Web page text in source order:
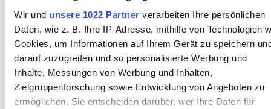
Wir und unsere 1022 Partner verarbeiten Ihre persönlichen
Daten, wie z. B. Ihre IP-Adresse, mithilfe von Technologien
Cookies, um Informationen auf Ihrem Gerät zu speichern
darauf zuzugreifen und so personalisierte Werbung und
Inhalte, Messungen von Werbung und Inhalten,
Zielgruppenforschung sowie Entwicklung von Angeboten zu
ermöglichen. Sie entscheiden darüber, wer Ihre Daten für
Konzentrationsschwierigkeiten
Muskelkrämpfe in der Nacht
Häufigerer Harndrang, vor allem in der Nacht
Schwellungen im Augenbereich, insbesondere nach
dem Aufwachen